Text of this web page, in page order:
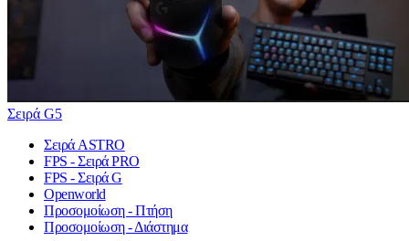
Σειρά G5
Σειρά ASTRO
FPS - Σειρά PRO
FPS - Σειρά G
Openworld
Προσομοίωση - Πτήση
Προσομοίωση - Διάστημα